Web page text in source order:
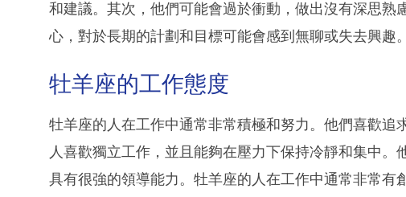
和建議。其次，他們可能會過於衝動，做出沒有深思熟
心，對於長期的計劃和目標可能會感到無聊或失去興趣。
牡羊座的工作態度
牡羊座的人在工作中通常非常積極和努力。他們喜歡追
人喜歡獨立工作，並且能夠在壓力下保持冷靜和集中。
具有很強的領導能力。牡羊座的人在工作中通常非常有